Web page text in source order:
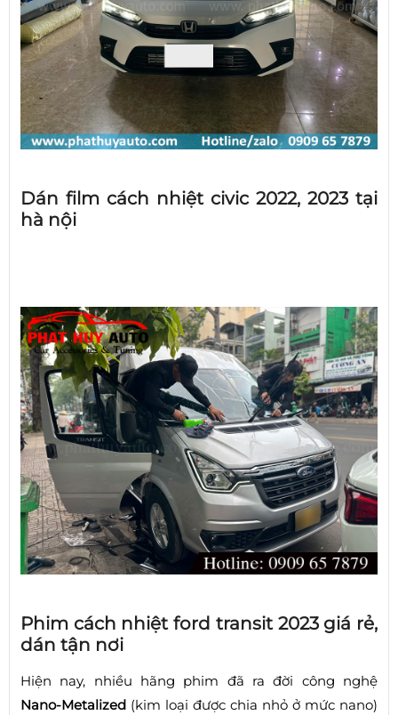
Dán film cách nhiệt civic 2022, 2023 tại
hà nội
Phim cách nhiệt ford transit 2023 giá rẻ,
dán tận nơi
Hiện nay, nhiều hãng phim đã ra đời công nghệ
Nano-Metalized (kim loại được chia nhỏ ở mức nano)